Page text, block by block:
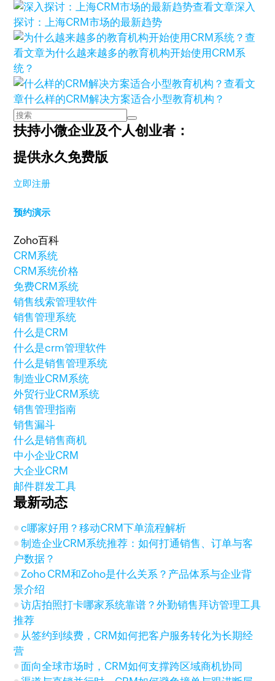
查看文章深入
探讨：上海CRM市场的最新趋势
查
看文章为什么越来越多的教育机构开始使用CRM系
统？
查看文
章什么样的CRM解决方案适合小型教育机构？
扶持小微企业及个人创业者：
提供永久免费版
立即注册
预约演示
Zoho百科
CRM系统
CRM系统价格
免费CRM系统
销售线索管理软件
销售管理系统
什么是CRM
什么是crm管理软件
什么是销售管理系统
制造业CRM系统
外贸行业CRM系统
销售管理指南
销售漏斗
什么是销售商机
中小企业CRM
大企业CRM
邮件群发工具
最新动态
c哪家好用？移动CRM下单流程解析
制造企业CRM系统推荐：如何打通销售、订单与客
户数据？
Zoho CRM和Zoho是什么关系？产品体系与企业背
景介绍
访店拍照打卡哪家系统靠谱？外勤销售拜访管理工具
推荐
从签约到续费，CRM如何把客户服务转化为长期经
营
面向全球市场时，CRM如何支撑跨区域商机协同